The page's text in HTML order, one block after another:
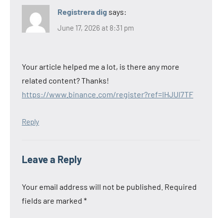
Registrera dig says:
June 17, 2026 at 8:31 pm
Your article helped me a lot, is there any more
related content? Thanks!
https://www.binance.com/register?ref=IHJUI7TF
Reply
Leave a Reply
Your email address will not be published. Required
fields are marked *